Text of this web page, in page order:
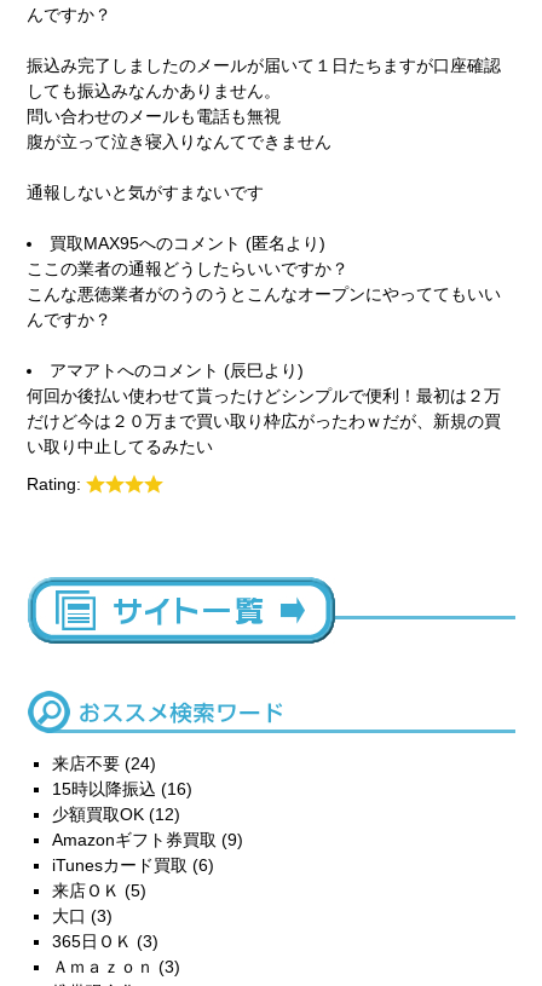
んですか？
振込み完了しましたのメールが届いて１日たちますが口座確認
しても振込みなんかありません。
問い合わせのメールも電話も無視
腹が立って泣き寝入りなんてできません
通報しないと気がすまないです
買取MAX95へのコメント (匿名より)
ここの業者の通報どうしたらいいですか？
こんな悪徳業者がのうのうとこんなオープンにやっててもいい
んですか？
アマアトへのコメント (辰巳より)
何回か後払い使わせて貰ったけどシンプルで便利！最初は２万
だけど今は２０万まで買い取り枠広がったわｗだが、新規の買
い取り中止してるみたい
Rating:
来店不要 (24)
15時以降振込 (16)
少額買取OK (12)
Amazonギフト券買取 (9)
iTunesカード買取 (6)
来店ＯＫ (5)
大口 (3)
365日ＯＫ (3)
Ａｍａｚｏｎ (3)